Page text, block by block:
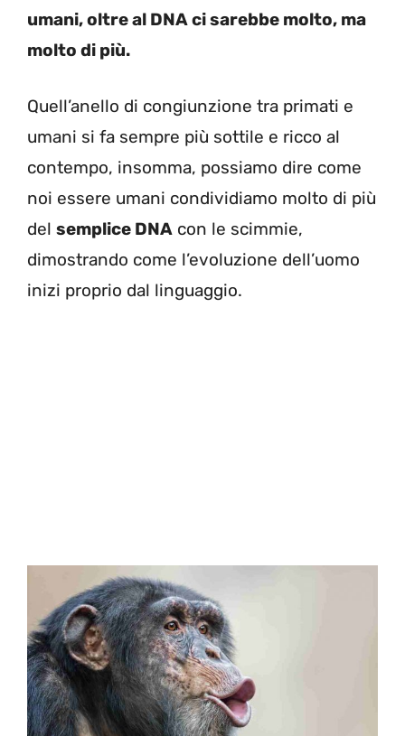
umani, oltre al DNA ci sarebbe molto, ma
molto di più.
Quell’anello di congiunzione tra primati e
umani si fa sempre più sottile e ricco al
contempo, insomma, possiamo dire come
noi essere umani condividiamo molto di più
del semplice DNA con le scimmie,
dimostrando come l’evoluzione dell’uomo
inizi proprio dal linguaggio.